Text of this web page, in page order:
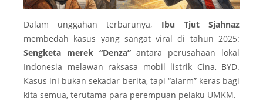
Dalam unggahan terbarunya, Ibu Tjut Sjahnaz
membedah kasus yang sangat viral di tahun 2025:
Sengketa merek “Denza”antara perusahaan lokal
Indonesia melawan raksasa mobil listrik Cina, BYD.
Kasus ini bukan sekadar berita, tapi “alarm” keras bagi
kita semua, terutama para perempuan pelaku UMKM.